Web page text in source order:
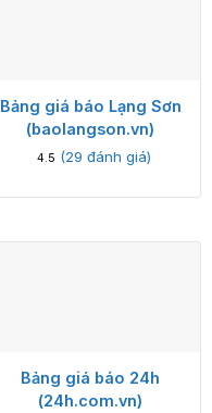
Bảng giá báo Lạng Sơn
(baolangson.vn)
4.5 (29 đánh giá)
Bảng giá báo 24h
(24h.com.vn)